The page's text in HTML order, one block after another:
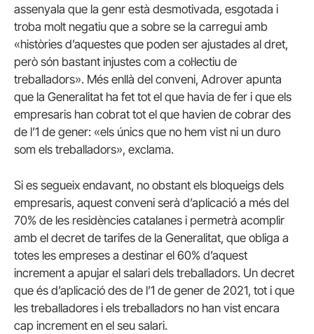
assenyala que la genr està desmotivada, esgotada i
troba molt negatiu que a sobre se la carregui amb
«històries d’aquestes que poden ser ajustades al dret,
però són bastant injustes com a col·lectiu de
treballadors». Més enllà del conveni, Adrover apunta
que la Generalitat ha fet tot el que havia de fer i que els
empresaris han cobrat tot el que havien de cobrar des
de l’1 de gener: «els únics que no hem vist ni un duro
som els treballadors», exclama.
Si es segueix endavant, no obstant els bloqueigs dels
empresaris, aquest conveni serà d’aplicació a més del
70% de les residències catalanes i permetrà acomplir
amb el decret de tarifes de la Generalitat, que obliga a
totes les empreses a destinar el 60% d’aquest
increment a apujar el salari dels treballadors. Un decret
que és d’aplicació des de l’1 de gener de 2021, tot i que
les treballadores i els treballadors no han vist encara
cap increment en el seu salari.